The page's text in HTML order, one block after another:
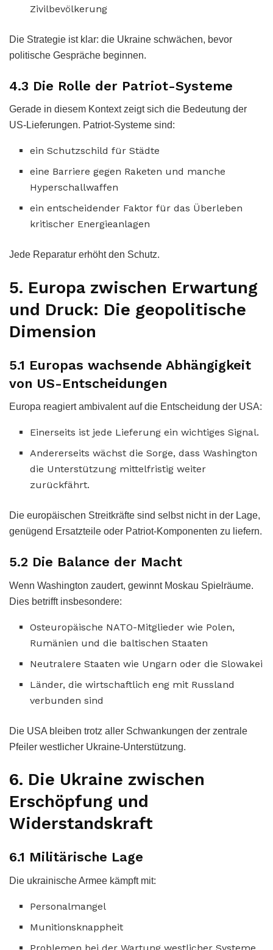
Zivilbevölkerung
Die Strategie ist klar: die Ukraine schwächen, bevor
politische Gespräche beginnen.
4.3 Die Rolle der Patriot-Systeme
Gerade in diesem Kontext zeigt sich die Bedeutung der
US-Lieferungen. Patriot-Systeme sind:
ein Schutzschild für Städte
eine Barriere gegen Raketen und manche
Hyperschallwaffen
ein entscheidender Faktor für das Überleben
kritischer Energieanlagen
Jede Reparatur erhöht den Schutz.
5. Europa zwischen Erwartung
und Druck: Die geopolitische
Dimension
5.1 Europas wachsende Abhängigkeit
von US-Entscheidungen
Europa reagiert ambivalent auf die Entscheidung der USA:
Einerseits ist jede Lieferung ein wichtiges Signal.
Andererseits wächst die Sorge, dass Washington
die Unterstützung mittelfristig weiter
zurückfährt.
Die europäischen Streitkräfte sind selbst nicht in der Lage,
genügend Ersatzteile oder Patriot-Komponenten zu liefern.
5.2 Die Balance der Macht
Wenn Washington zaudert, gewinnt Moskau Spielräume.
Dies betrifft insbesondere:
Osteuropäische NATO-Mitglieder wie Polen,
Rumänien und die baltischen Staaten
Neutralere Staaten wie Ungarn oder die Slowakei
Länder, die wirtschaftlich eng mit Russland
verbunden sind
Die USA bleiben trotz aller Schwankungen der zentrale
Pfeiler westlicher Ukraine-Unterstützung.
6. Die Ukraine zwischen
Erschöpfung und
Widerstandskraft
6.1 Militärische Lage
Die ukrainische Armee kämpft mit:
Personalmangel
Munitionsknappheit